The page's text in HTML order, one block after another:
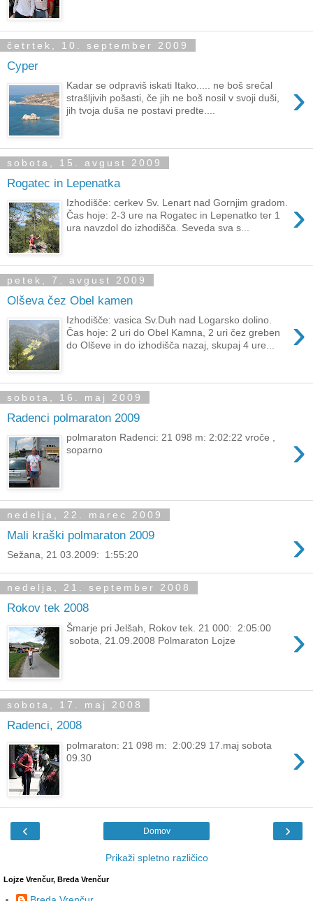
četrtek, 10. september 2009
Cyper
›
Kadar se odpraviš iskati Itako..... ne boš srečal
strašljivih pošasti, če jih ne boš nosil v svoji duši,
jih tvoja duša ne postavi predte....
sobota, 15. avgust 2009
Rogatec in Lepenatka
›
Izhodišče: cerkev Sv. Lenart nad Gornjim gradom.
Čas hoje: 2-3 ure na Rogatec in Lepenatko ter 1
ura navzdol do izhodišča. Seveda sva s...
petek, 7. avgust 2009
Olševa čez Obel kamen
›
Izhodišče: vasica Sv.Duh nad Logarsko dolino.
Čas hoje: 2 uri do Obel Kamna, 2 uri čez greben
do Olševe in do izhodišča nazaj, skupaj 4 ure...
sobota, 16. maj 2009
Radenci polmaraton 2009
›
polmaraton Radenci: 21 098 m: 2:02:22 vroče ,
soparno
nedelja, 22. marec 2009
Mali kraški polmaraton 2009 ›
Sežana, 21 03.2009: 1:55:20
nedelja, 21. september 2008
Rokov tek 2008
›
Šmarje pri Jelšah, Rokov tek. 21 000: 2:05:00
sobota, 21.09.2008 Polmaraton Lojze
sobota, 17. maj 2008
Radenci, 2008
›
polmaraton: 21 098 m: 2:00:29 17.maj sobota
09.30
‹ ›
Domov
Prikaži spletno različico
Lojze Vrenčur, Breda Vrenčur